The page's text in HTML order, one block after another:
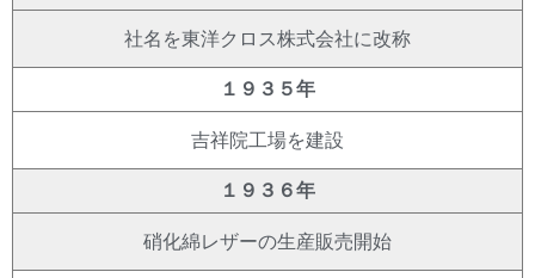
社名を東洋クロス株式会社に改称
１９３５年
吉祥院工場を建設
１９３６年
硝化綿レザーの生産販売開始